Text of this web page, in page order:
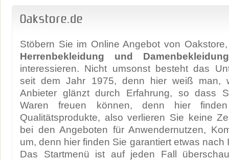
Oakstore.de
Stöbern Sie im Online Angebot von
Herrenbekleidung und Damenbekleidung
interessieren. Nicht umsonst besteht das
seit dem Jahr 1975, denn hier weiß man,
Anbieter glänzt durch Erfahrung, so dass
Waren freuen können, denn hier
Qualitätsprodukte, also verlieren Sie keine
bei den Angeboten für Anwendernutzen,
um, denn hier finden Sie garantiert etwas nach
Das Startmenü ist auf jeden Fall